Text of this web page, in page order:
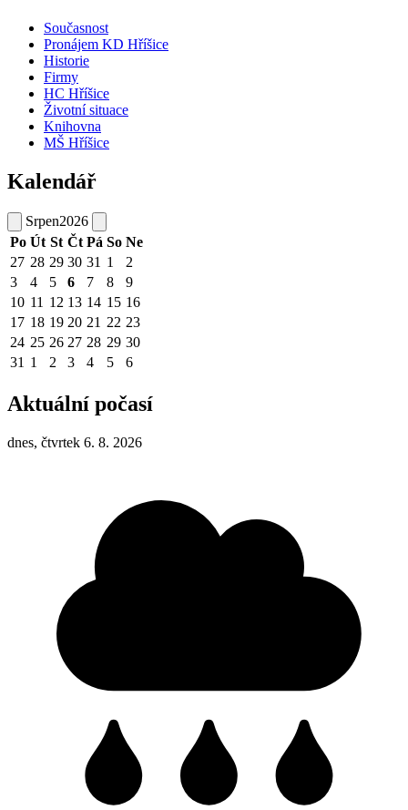
Současnost
Pronájem KD Hříšice
Historie
Firmy
HC Hříšice
Životní situace
Knihovna
MŠ Hříšice
Kalendář
Srpen2026
Po Út St Čt Pá So Ne
27 28 29 30 31 1
2
3
4 5 6 7 8
9
10 11 12 13 14 15 16
17 18 19 20 21 22 23
24 25 26 27 28 29 30
31 1 2 3 4 5 6
Aktuální počasí
dnes, čtvrtek 6. 8. 2026